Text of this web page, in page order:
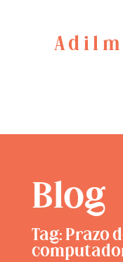
Blog
Tag: Prazo